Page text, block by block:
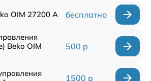
OIM 27200 A бесплатно
Beko OIM
500 р
1500 р